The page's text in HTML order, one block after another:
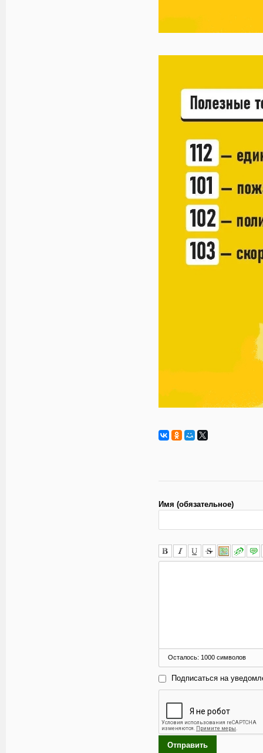
Имя (обязательное)
Осталось: 1000 символов
Подписаться на
Отправить